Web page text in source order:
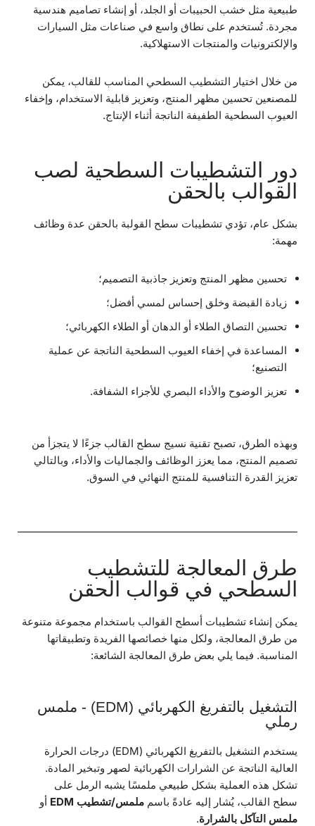
طبيعية مثل خشب الحبيبات أو الجلد، أو إنشاء تصاميم هندسية
مجردة. تُستخدم على نطاق واسع في صناعات مثل السيارات
والإلكترونيات والمنتجات الاستهلاكية.
من خلال اختيار التشطيب السطحي المناسب للقالب، يمكن
للمصنعين تحسين مظهر المنتج، وتعزيز قابلية الاستخدام، وإخفاء
العيوب السطحية الطفيفة الناتجة أثناء الإنتاج.
دور التشطيبات السطحية لصب
القوالب بالحقن
بشكل عام، تؤدي تشطيبات سطح القولبة بالحقن عدة وظائف
مهمة:
تحسين مظهر المنتج وتعزيز جاذبية التصميم؛
زيادة القبضة وخلق إحساس لمسي أفضل؛
تحسين التصاق الطلاء أو الدهان أو الطلاء الكهربائي؛
المساعدة في إخفاء العيوب السطحية الناتجة عن عملية
التصنيع؛
تعزيز الوضوح والأداء البصري للأجزاء الشفافة.
وبهذه الطرق، تصبح تقنية نسيج سطح القالب جزءًا لا يتجزأ من
تصميم المنتج، مما يعزز الوظائف والجماليات والأداء، وبالتالي
تعزيز القدرة التنافسية للمنتج النهائي في السوق.
طرق المعالجة للتشطيب
السطحي في قوالب الحقن
يمكن إنشاء تشطيبات أسطح القوالب باستخدام مجموعة متنوعة
من طرق المعالجة، ولكل منها خصائصها الفريدة وتطبيقاتها
المناسبة. فيما يلي بعض طرق المعالجة الشائعة:
التشغيل بالتفريغ الكهربائي (EDM) - ملمس
رملي
يستخدم التشغيل بالتفريغ الكهربائي (EDM) درجات الحرارة
العالية الناتجة عن الشرارات الكهربائية لصهر وتبخير المادة.
تشكل هذه العملية بشكل طبيعي ملمسًا يشبه الرمل على
سطح القالب، يُشار إليه عادةً باسم ملمس/تشطيب EDM
أو
ملمس التآكل بالشرارة.